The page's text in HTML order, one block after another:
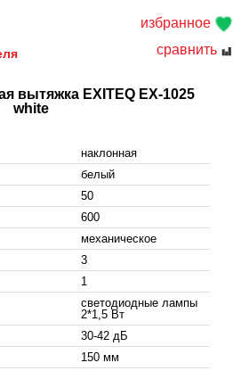
избранное
сравнить
вытяжка EXITEQ EX-1025
white
наклонная
белый
50
600
механическое
3
1
светодиодные лампы
2*1,5 Вт
30-42 дБ
150 мм